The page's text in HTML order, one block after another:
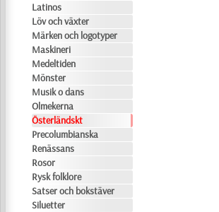
Latinos
Löv och växter
Märken och logotyper
Maskineri
Medeltiden
Mönster
Musik o dans
Olmekerna
Österländskt
Precolumbianska
Renässans
Rosor
Rysk folklore
Satser och bokstäver
Siluetter